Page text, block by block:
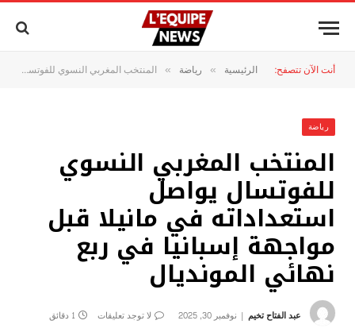
أنت الآن تتصفح: الرئيسية » رياضة » المنتخب المغربي النسوي للفوتسال يواصل استعداداته في مانيلا قبل مواجهة إسبانيا في ربع نهائي المونديال
رياضة
المنتخب المغربي النسوي
للفوتسال يواصل
استعداداته في مانيلا قبل
مواجهة إسبانيا في ربع
نهائي المونديال
عبد الفتاح تخيم نوفمبر 30, 2025 لا توجد تعليقات 1 دقائق